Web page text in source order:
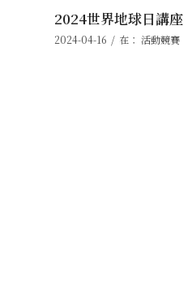
2024世界地球日講座
2024-04-16 / 在： 活動競賽